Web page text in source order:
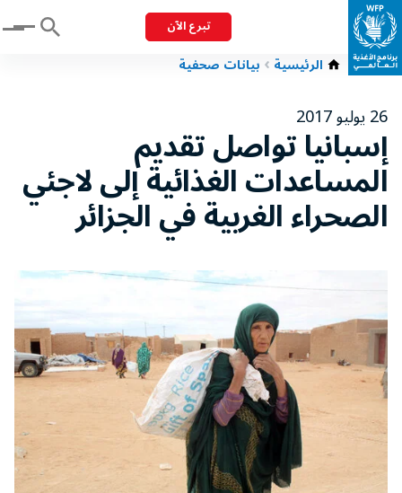
تبرع الآن Menu
الرئيسية بيانات صحفية
26 يوليو 2017
إسبانيا تواصل تقديم
المساعدات الغذائية إلى لاجئي
الصحراء الغربية في الجزائر